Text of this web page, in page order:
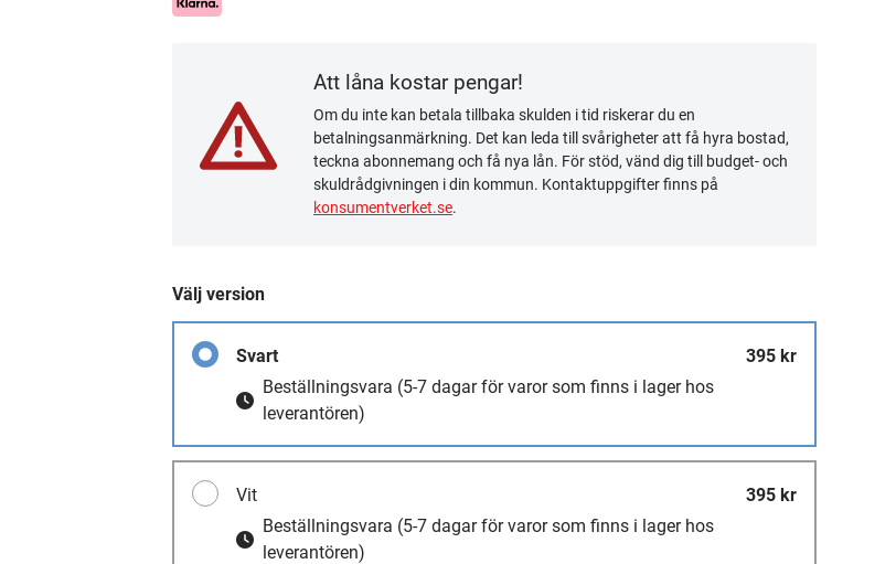
Att låna kostar pengar!
Om du inte kan betala tillbaka skulden i tid riskerar du en
betalningsanmärkning. Det kan leda till svårigheter att få hyra bostad,
teckna abonnemang och få nya lån. För stöd, vänd dig till budget- och
skuldrådgivningen i din kommun. Kontaktuppgifter finns på
konsumentverket.se.
Välj version
Svart
395 kr
Beställningsvara (5-7 dagar för varor som finns i lager hos
leverantören)
Vit
395 kr
Beställningsvara (5-7 dagar för varor som finns i lager hos
leverantören)